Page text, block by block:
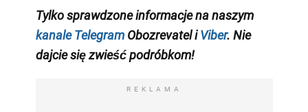
Tylko sprawdzone informacje na naszym
kanale TelegramObozrevatel iViber. Nie
dajcie się zwieść podróbkom!
REKLAMA